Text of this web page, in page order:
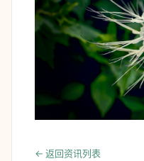
← 返回资讯列表